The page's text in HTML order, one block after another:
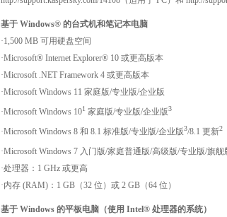
基于 Windows® 的台式机和笔记本电脑
·1,500 MB 可用硬盘空间
·Microsoft® Internet Explorer® 10 或更高版本
·Microsoft .NET Framework 4 或更高版本
·Microsoft Windows 11 家庭版/专业版/企业版
·Microsoft Windows 101 家庭版/专业版/企业版3
·Microsoft Windows 8 和 8.1 标准版/专业版/企业版3/8.1 更新2
·Microsoft Windows 7 入门版/家庭普通版/高级版/专业版/旗
·处理器：1 GHz 或更高
·内存 (RAM)：1 GB（32 位）或 2 GB（64 位）
基于 Windows 的平板电脑（使用 Intel® 处理器的系统）